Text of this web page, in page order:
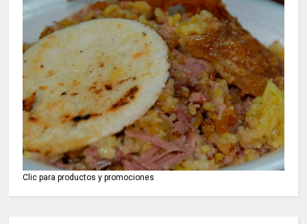
Clic para productos y promociones